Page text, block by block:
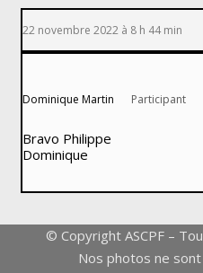
22 novembre 2022 à 8 h 44 min
Dominique Martin Participant
Bravo Philippe
Dominique
© Copyright ASCPF –
Nos photos ne